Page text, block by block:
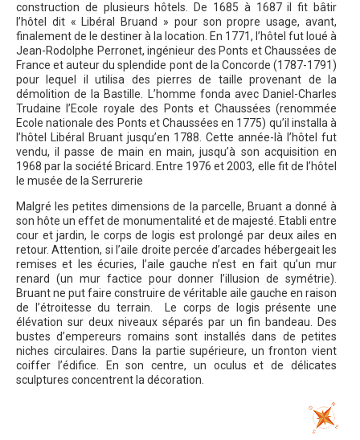
construction de plusieurs hôtels. De 1685 à 1687 il fit bâtir
l’hôtel dit « Libéral Bruand » pour son propre usage, avant,
finalement de le destiner à la location. En 1771, l’hôtel fut loué à
Jean-Rodolphe Perronet, ingénieur des Ponts et Chaussées de
France et auteur du splendide pont de la Concorde (1787-1791)
pour lequel il utilisa des pierres de taille provenant de la
démolition de la Bastille. L’homme fonda avec Daniel-Charles
Trudaine l’Ecole royale des Ponts et Chaussées (renommée
Ecole nationale des Ponts et Chaussées en 1775) qu’il installa à
l’hôtel Libéral Bruant jusqu’en 1788. Cette année-là l’hôtel fut
vendu, il passe de main en main, jusqu’à son acquisition en
1968 par la société Bricard. Entre 1976 et 2003, elle fit de l’hôtel
le musée de la Serrurerie
Malgré les petites dimensions de la parcelle, Bruant a donné à
son hôte un effet de monumentalité et de majesté. Etabli entre
cour et jardin, le corps de logis est prolongé par deux ailes en
retour. Attention, si l’aile droite percée d’arcades hébergeait les
remises et les écuries, l’aile gauche n’est en fait qu’un mur
renard (un mur factice pour donner l’illusion de symétrie).
Bruant ne put faire construire de véritable aile gauche en raison
de l’étroitesse du terrain. Le corps de logis présente une
élévation sur deux niveaux séparés par un fin bandeau. Des
bustes d’empereurs romains sont installés dans de petites
niches circulaires. Dans la partie supérieure, un fronton vient
coiffer l’édifice. En son centre, un oculus et de délicates
sculptures concentrent la décoration.